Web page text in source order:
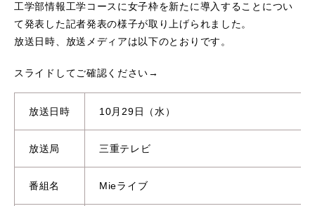
工学部情報工学コースに女子枠を新たに導入することについ
て発表した記者発表の様子が取り上げられました。
放送日時、放送メディアは以下のとおりです。
スライドしてご確認ください→
放送日時 10月29日（水）
放送局 三重テレビ
番組名 Mieライブ